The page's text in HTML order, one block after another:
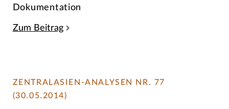
Dokumentation
Zum Beitrag
ZENTRALASIEN-ANALYSEN NR. 77
(30.05.2014)